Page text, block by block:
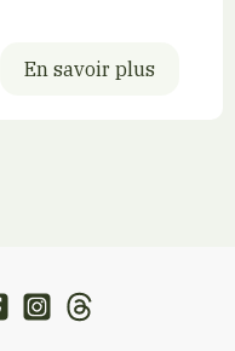
En savoir plus